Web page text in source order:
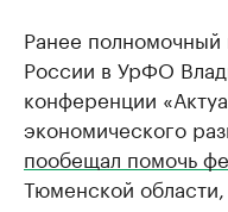
Ранее полномочный
России в УрФО
конференции
экономического
пообещал помочь
Тюменской